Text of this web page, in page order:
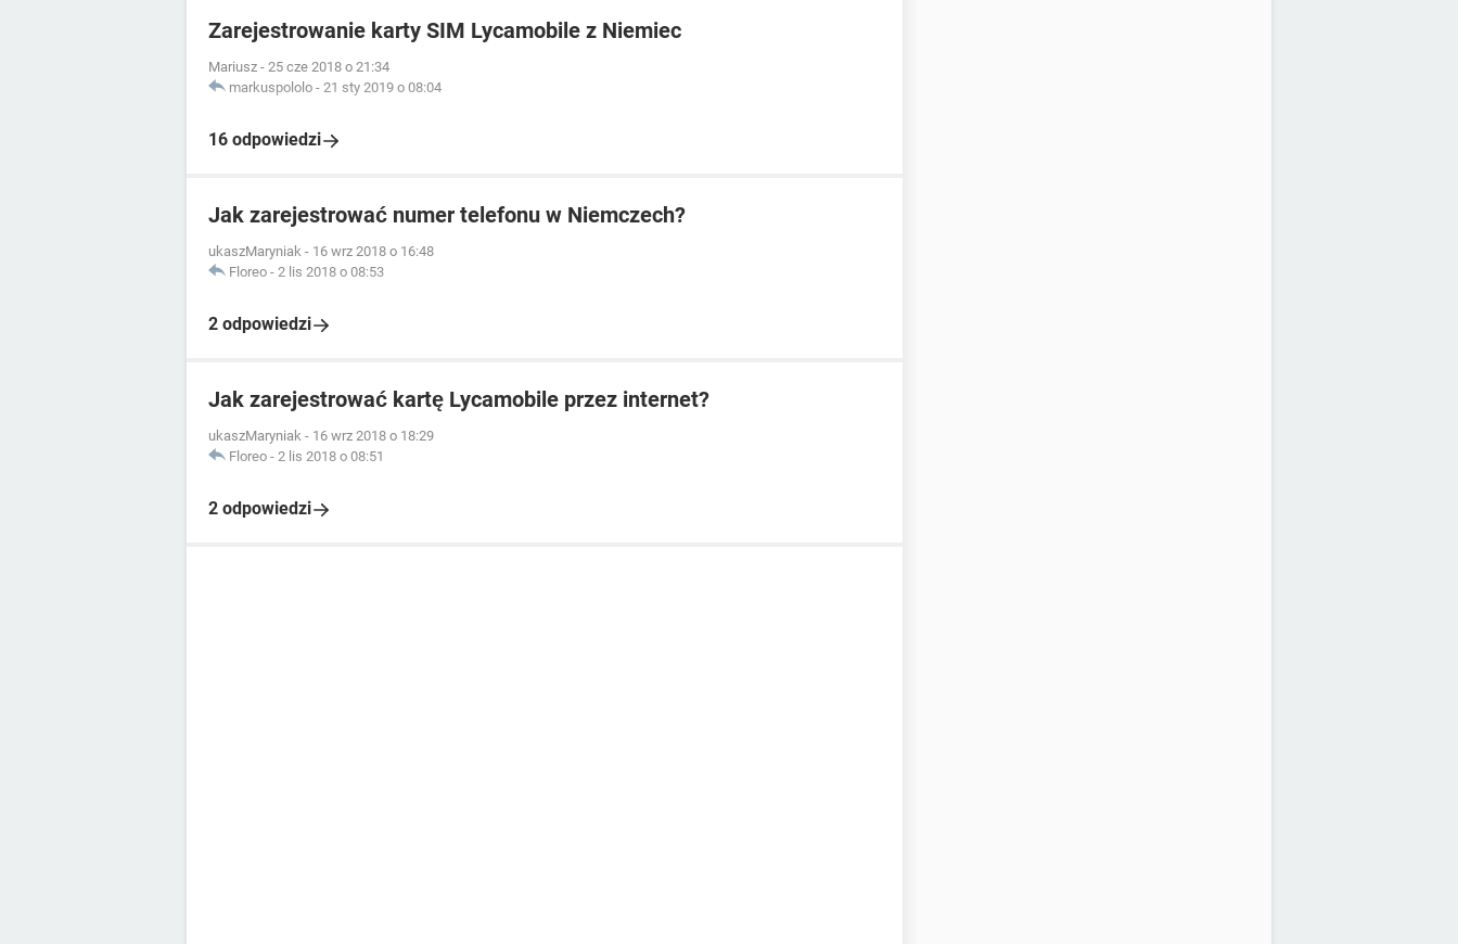
Zarejestrowanie karty SIM Lycamobile z Niemiec
Mariusz - 25 cze 2018 o 21:34
markuspololo - 21 sty 2019 o 08:04
16 odpowiedzi
Jak zarejestrować numer telefonu w Niemczech?
ukaszMaryniak - 16 wrz 2018 o 16:48
Floreo - 2 lis 2018 o 08:53
2 odpowiedzi
Jak zarejestrować kartę Lycamobile przez internet?
ukaszMaryniak - 16 wrz 2018 o 18:29
Floreo - 2 lis 2018 o 08:51
2 odpowiedzi